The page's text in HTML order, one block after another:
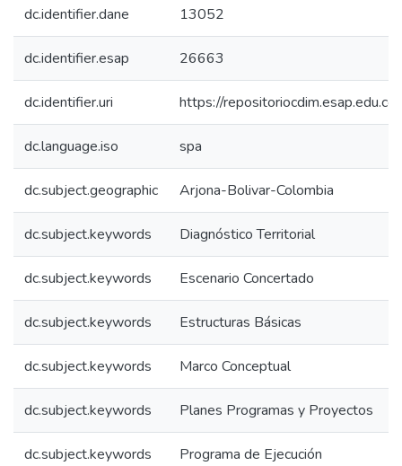
dc.identifier.dane 13052
dc.identifier.esap 26663
dc.identifier.uri https://
dc.language.iso spa
dc.subject.geographic Arjona-Bolivar-Colombia
dc.subject.keywords Diagnóstico Territorial
dc.subject.keywords Escenario Concertado
dc.subject.keywords Estructuras Básicas
dc.subject.keywords Marco Conceptual
dc.subject.keywords Planes Programas y Proyectos
dc.subject.keywords Programa de Ejecución